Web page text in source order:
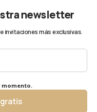
newsletter
invitaciones más exclusivas.
momento.